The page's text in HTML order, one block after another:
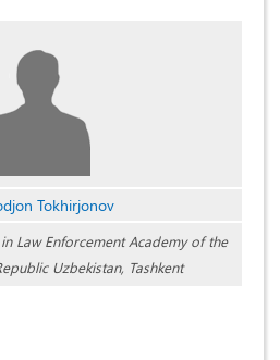
Tokhirjonov
Law Enforcement Academy of the
Uzbekistan, Tashkent